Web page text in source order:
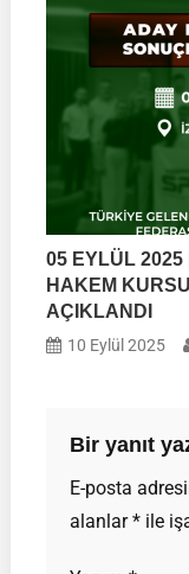
05 EYLÜL
HAKEM
AÇIKLANDI
10 Eylül 2025
Bir yanıt
E-posta
alanlar*ile